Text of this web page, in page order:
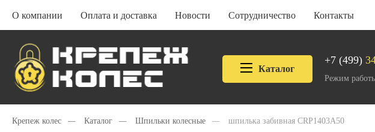
О компании Оплата и доставка Новости Сотрудничество Контакты
Каталог
+7 (499)
Режим
Крепеж колес — Каталог — Шпильки колесные — шпилька забивная CRP1403А50